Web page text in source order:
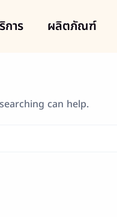
การ ผลิตภัณฑ์
can help.